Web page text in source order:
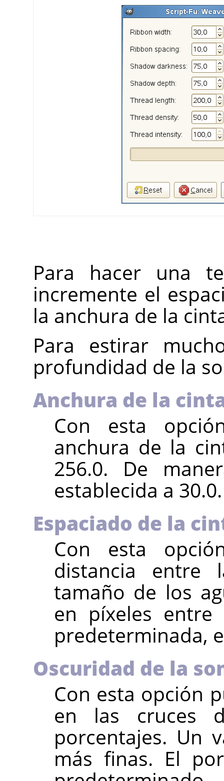
Para hacer una
incremente el
la anchura de la
Para estirar
profundidad de la
Anchura de la
Con esta
anchura de la
256.0. De
establecida a 30.0.
Espaciado de la
Con esta
distancia entre
tamaño de los
en píxeles entre
predeterminada,
Oscuridad de la
Con esta opción
en las cruces
porcentajes. Un
más finas. El